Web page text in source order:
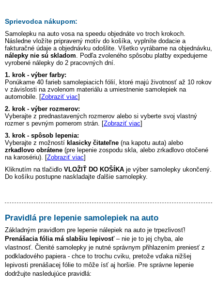
Sprievodca nákupom:
Samolepku na auto vosa na speedu objednáte vo troch krokoch.
Následne vložíte pripravený motív do košíka, vyplníte dodacie a
fakturačné údaje a objednávku odošlite. Všetko vyrábame na objednávku,
nálepky nie sú skladom. Podľa zvoleného spôsobu platby expedujeme
vyrobené nálepky do 2 pracovných dní.
1. krok - výber farby:
Ponúkame 40 farieb samolepiacich fólií, ktoré majú životnosť až 10 rokov
v závislosti na zvolenom materiálu a umiestnenie samolepiek na
automobile. [Zobraziť viac]
2. krok - výber rozmerov:
Vyberajte z prednastavených rozmerov alebo si vyberte svoj vlastný
rozmer s pevným pomerom strán. [Zobraziť viac]
3. krok - spôsob lepenia:
Vyberajte z možností klasicky čitateľne (na kapotu auta) alebo
zrkadlovo obrátene (pre lepenie zospodu skla, alebo zrkadlovo otočené
na karosériu). [Zobraziť viac]
Kliknutím na tlačidlo VLOŽIŤ DO KOŠÍKA je výber samolepky ukončený.
Do košíku postupne naskladajte ďalšie samolepky.
Pravidlá pre lepenie samolepiek na auto
Základným pravidlom pre lepenie nálepiek na auto je trpezlivosť!
Prenášacia fólia má slabšiu lepivosť– nie je to jej chyba, ale
vlastnosť. Členité samolepky je nutné správnym přihlazením preniesť z
podkladového papiera - chce to trochu cviku, pretože vďaka nižšej
lepivosti prenášacej fólie to môže ísť aj horšie. Pre správne lepenie
dodržujte nasledujúce pravidlá: